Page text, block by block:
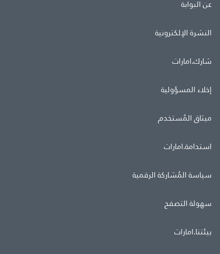
عن البوابة
النشرة الإلكترونية
شارك.امارات
إخلاء المسؤولية
ميثاق المُستخدم
استدامة.امارات
سياسة المُشاركة الرقمية
سهولة التصفح
بيئتنا.امارات